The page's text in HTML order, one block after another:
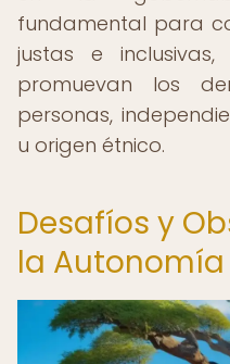
fundamental para
justas e
promuevan los
personas,
u origen étnico.
Desafíos y
la